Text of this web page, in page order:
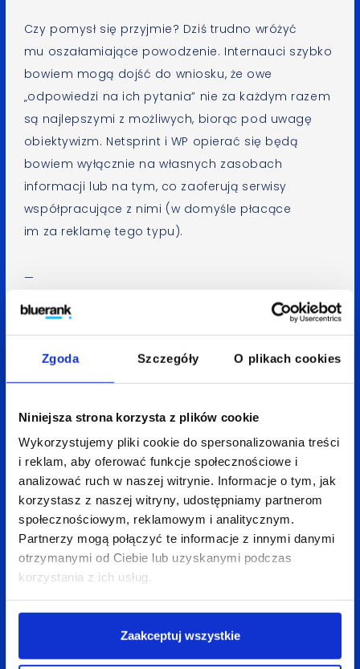
Zgoda Szczegóły O plikach cookies
Niniejsza strona korzysta z plików cookie
Wykorzystujemy pliki cookie do spersonalizowania treści
i reklam, aby oferować funkcje społecznościowe i
analizować ruch w naszej witrynie. Informacje o tym, jak
korzystasz z naszej witryny, udostępniamy partnerom
społecznościowym, reklamowym i analitycznym.
Partnerzy mogą połączyć te informacje z innymi danymi
otrzymanymi od Ciebie lub uzyskanymi podczas
korzystania z ich usług.
Zaakceptuj wszystkie
Czy pomysł się przyjmie? Dziś trudno wróżyć
mu oszałamiające powodzenie. Internauci szybko
bowiem mogą dojść do wniosku, że owe
„odpowiedzi na ich pytania” nie za każdym razem
są najlepszymi z możliwych, biorąc pod uwagę
obiektywizm. Netsprint i WP opierać się będą
bowiem wyłącznie na własnych zasobach
informacji lub na tym, co zaoferują serwisy
współpracujące z nimi (w domyśle płacące
im za reklamę tego typu).
—
Aneta Mitko
LinkedInFacebook
X
Wróć do bloga
Zobacz także: